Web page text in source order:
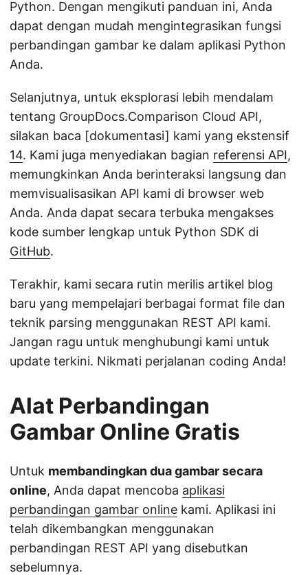
Python. Dengan mengikuti panduan ini, Anda
dapat dengan mudah mengintegrasikan fungsi
perbandingan gambar ke dalam aplikasi Python
Anda.
Selanjutnya, untuk eksplorasi lebih mendalam
tentang GroupDocs.Comparison Cloud API,
silakan baca [dokumentasi] kami yang ekstensif
14. Kami juga menyediakan bagian referensi API,
memungkinkan Anda berinteraksi langsung dan
memvisualisasikan API kami di browser web
Anda. Anda dapat secara terbuka mengakses
kode sumber lengkap untuk Python SDK di
GitHub.
Terakhir, kami secara rutin merilis artikel blog
baru yang mempelajari berbagai format file dan
teknik parsing menggunakan REST API kami.
Jangan ragu untuk menghubungi kami untuk
update terkini. Nikmati perjalanan coding Anda!
Alat Perbandingan
Gambar Online Gratis
Untuk membandingkan dua gambar secara
online, Anda dapat mencoba aplikasi
perbandingan gambar online kami. Aplikasi ini
telah dikembangkan menggunakan
perbandingan REST API yang disebutkan
sebelumnya.